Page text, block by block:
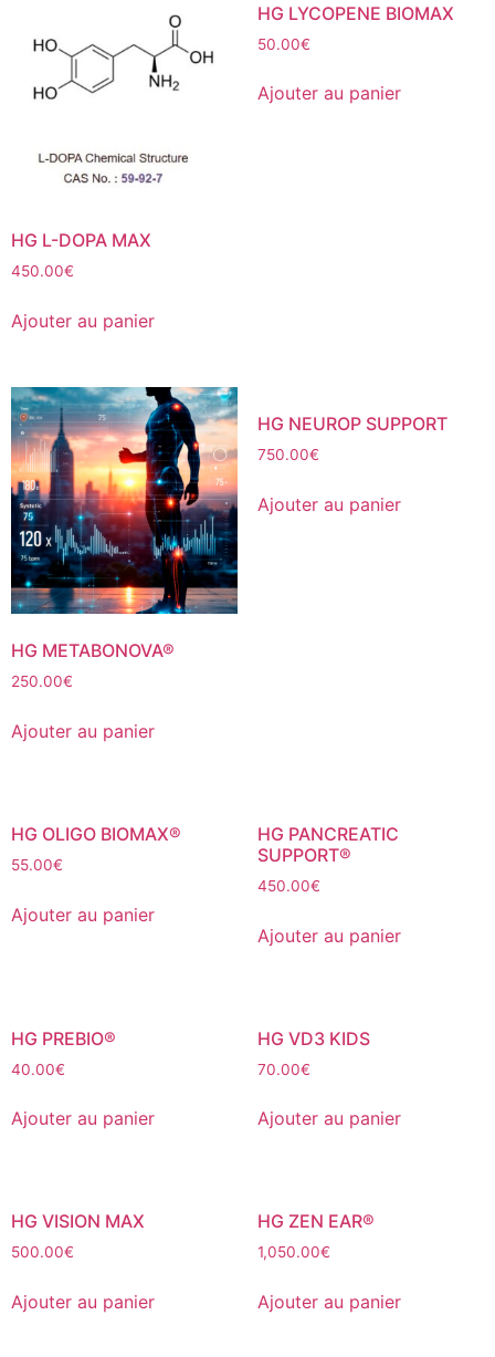
HG L-DOPA MAX
450.00€
Ajouter au panier
HG LYCOPENE BIOMAX
50.00€
Ajouter au panier
HG METABONOVA®
250.00€
Ajouter au panier
HG NEUROP SUPPORT
750.00€
Ajouter au panier
HG OLIGO BIOMAX®
55.00€
Ajouter au panier
HG PANCREATIC
SUPPORT®
450.00€
Ajouter au panier
HG PREBIO®
40.00€
Ajouter au panier
HG VD3 KIDS
70.00€
Ajouter au panier
HG VISION MAX
500.00€
Ajouter au panier
HG ZEN EAR®
1,050.00€
Ajouter au panier